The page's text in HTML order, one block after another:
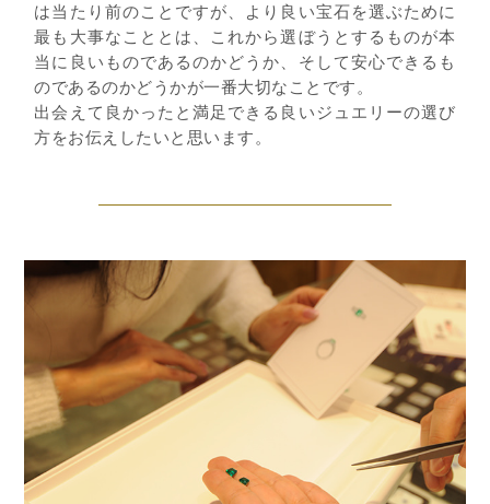
は当たり前のことですが、より良い宝石を選ぶために
最も大事なこととは、これから選ぼうとするものが本
当に良いものであるのかどうか、そして安心できるも
のであるのかどうかが一番大切なことです。
出会えて良かったと満足できる良いジュエリーの選び
方をお伝えしたいと思います。